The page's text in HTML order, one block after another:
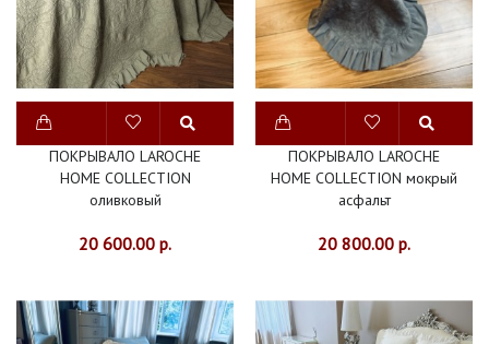
ИЗ
МЕХА
ДОМАШНЯЯ
ОДЕЖДА
ИНТЕРЬЕР
СКАТЕРТИ
СКИДКИ
ПОКРЫВАЛО LAROCHE
HOME COLLECTION
оливковый
20 600.00 р.
ПОКРЫВАЛО LAROCHE
HOME COLLECTION мокрый
асфальт
20 800.00 р.